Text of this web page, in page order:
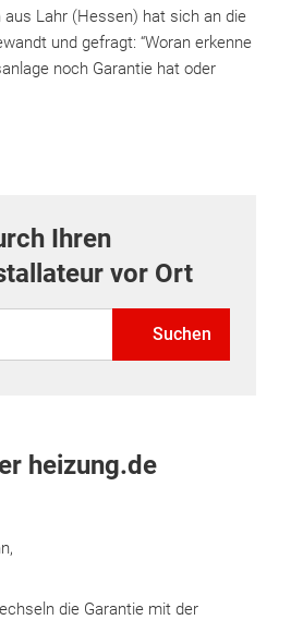
Lahr (Hessen) hat sich an die
und gefragt: “Woran erkenne
noch Garantie hat oder
Ihren
vor Ort
Suchen
heizung.de
die Garantie mit der